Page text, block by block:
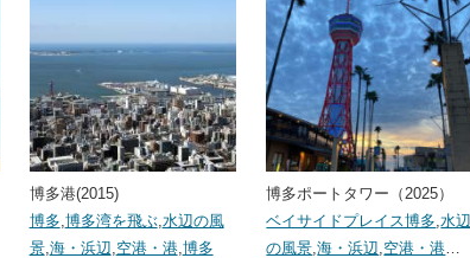
博多港(2015)
博多 博多湾を飛ぶ, 水辺の風
景, 海・浜辺 空港・港, 博多
博多ポートタワー（2025）
ベイサイドプレイス博多 ,水辺
の風景 ,海・浜辺 空港・港